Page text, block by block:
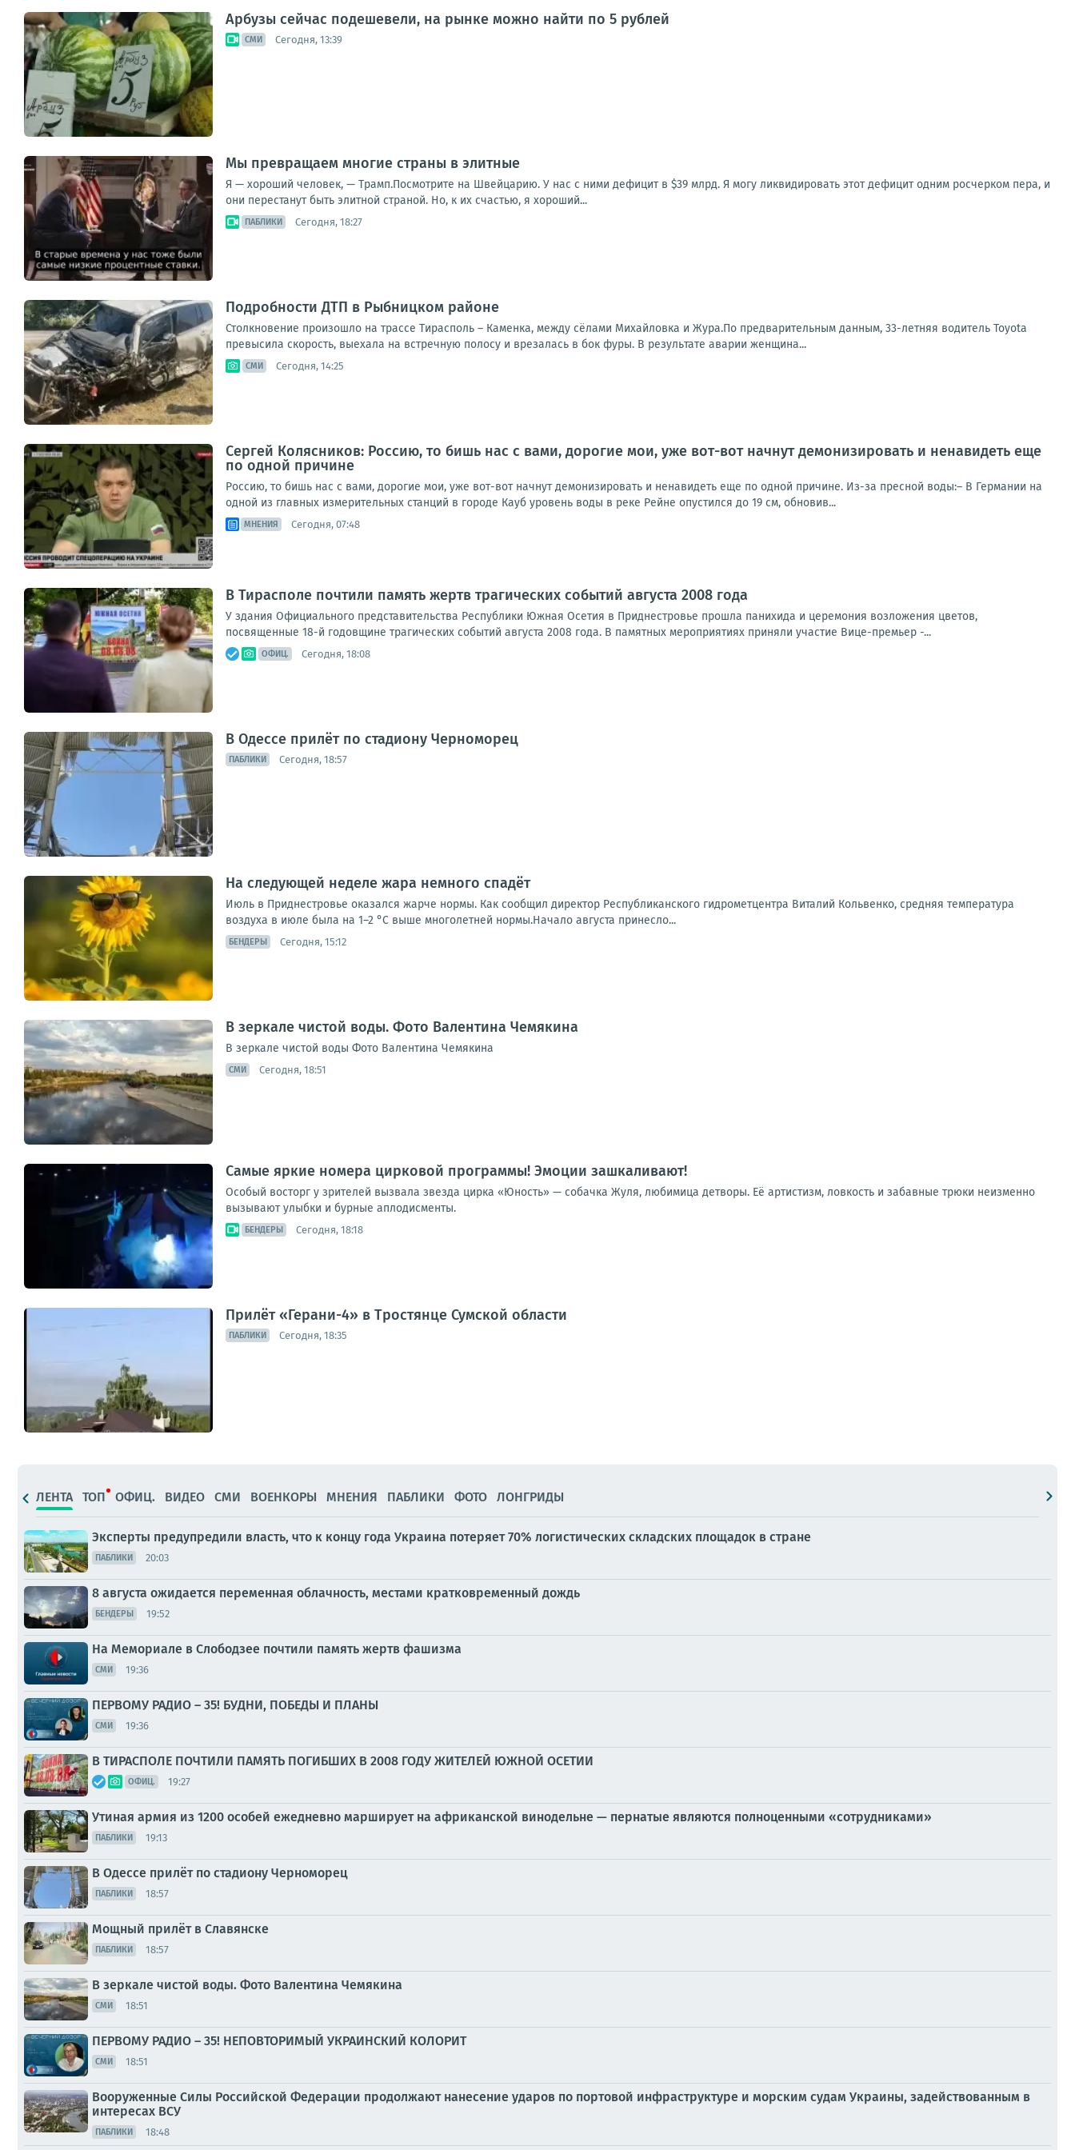
Арбузы сейчас подешевели, на рынке можно найти по 5 рублей
СМИ Сегодня, 13:39
Мы превращаем многие страны в элитные
Я — хороший человек, — Трамп.Посмотрите на Швейцарию. У нас с ними дефицит в $39 млрд. Я могу ликвидировать этот дефицит одним росчерком пера, и
они перестанут быть элитной страной. Но, к их счастью, я хороший...
ПАБЛИКИ Сегодня, 18:27
Подробности ДТП в Рыбницком районе
Столкновение произошло на трассе Тирасполь – Каменка, между сёлами Михайловка и Жура.По предварительным данным, 33-летняя водитель Toyota
превысила скорость, выехала на встречную полосу и врезалась в бок фуры. В результате аварии женщина...
СМИ Сегодня, 14:25
Сергей Колясников: Россию, то бишь нас с вами, дорогие мои, уже вот-вот начнут демонизировать и ненавидеть еще
по одной причине
Россию, то бишь нас с вами, дорогие мои, уже вот-вот начнут демонизировать и ненавидеть еще по одной причине. Из-за пресной воды:– В Германии на
одной из главных измерительных станций в городе Кауб уровень воды в реке Рейне опустился до 19 см, обновив...
МНЕНИЯ Сегодня, 07:48
В Тирасполе почтили память жертв трагических событий августа 2008 года
У здания Официального представительства Республики Южная Осетия в Приднестровье прошла панихида и церемония возложения цветов,
посвященные 18-й годовщине трагических событий августа 2008 года. В памятных мероприятиях приняли участие Вице-премьер -...
ОФИЦ. Сегодня, 18:08
В Одессе прилёт по стадиону Черноморец
ПАБЛИКИ Сегодня, 18:57
На следующей неделе жара немного спадёт
Июль в Приднестровье оказался жарче нормы. Как сообщил директор Республиканского гидрометцентра Виталий Кольвенко, средняя температура
воздуха в июле была на 1–2 °С выше многолетней нормы.Начало августа принесло...
БЕНДЕРЫ Сегодня, 15:12
В зеркале чистой воды. Фото Валентина Чемякина
В зеркале чистой воды Фото Валентина Чемякина
СМИ Сегодня, 18:51
Самые яркие номера цирковой программы! Эмоции зашкаливают!
Особый восторг у зрителей вызвала звезда цирка «Юность» — собачка Жуля, любимица детворы. Её артистизм, ловкость и забавные трюки неизменно
вызывают улыбки и бурные аплодисменты.
БЕНДЕРЫ Сегодня, 18:18
Прилёт «Герани-4» в Тростянце Сумской области
ПАБЛИКИ Сегодня, 18:35
ЛЕНТА ТОП ОФИЦ. ВИДЕО СМИ ВОЕНКОРЫ МНЕНИЯ ПАБЛИКИ ФОТО ЛОНГРИДЫ
Эксперты предупредили власть, что к концу года Украина потеряет 70% логистических складских площадок в стране
ПАБЛИКИ 20:03
8 августа ожидается переменная облачность, местами кратковременный дождь
БЕНДЕРЫ 19:52
На Мемориале в Слободзее почтили память жертв фашизма
СМИ 19:36
ПЕРВОМУ РАДИО – 35! БУДНИ, ПОБЕДЫ И ПЛАНЫ
СМИ 19:36
В ТИРАСПОЛЕ ПОЧТИЛИ ПАМЯТЬ ПОГИБШИХ В 2008 ГОДУ ЖИТЕЛЕЙ ЮЖНОЙ ОСЕТИИ
ОФИЦ. 19:27
Утиная армия из 1200 особей ежедневно марширует на африканской винодельне — пернатые являются полноценными «сотрудниками»
ПАБЛИКИ 19:13
В Одессе прилёт по стадиону Черноморец
ПАБЛИКИ 18:57
Мощный прилёт в Славянске
ПАБЛИКИ 18:57
В зеркале чистой воды. Фото Валентина Чемякина
СМИ 18:51
ПЕРВОМУ РАДИО – 35! НЕПОВТОРИМЫЙ УКРАИНСКИЙ КОЛОРИТ
СМИ 18:51
Вооруженные Силы Российской Федерации продолжают нанесение ударов по портовой инфраструктуре и морским судам Украины, задействованным в
интересах ВСУ
ПАБЛИКИ 18:48